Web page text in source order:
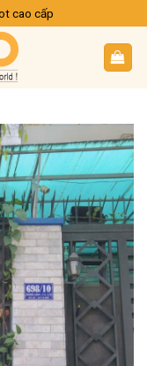
cao cấp